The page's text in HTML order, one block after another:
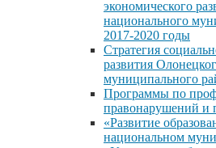
экономического
национального
2017-2020 годы
Стратегия
развития
муниципального
Программы по
правонарушений и
«Развитие
национальном